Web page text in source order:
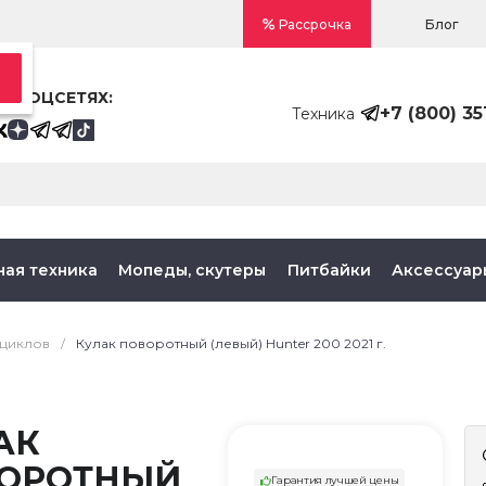
Рассрочка Блог
СОЦСЕТЯХ:
Техника
+7 (800)
техника Мопеды, скутеры Питбайки
/ Кулак поворотный (левый) Hunter 200 2021 г.
Гарантия лучшей цены